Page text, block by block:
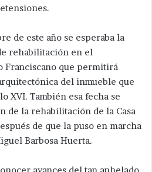
de este año se esperaba la
rehabilitación en el
Franciscano que permitirá
del inmueble que
XVI. También esa fecha se
de la rehabilitación de la Casa
de que la puso en marcha
Barbosa Huerta.
avances del tan anhelado